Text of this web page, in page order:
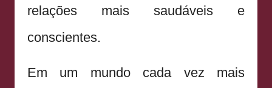
relações mais saudáveis e
conscientes.
Em um mundo cada vez mais